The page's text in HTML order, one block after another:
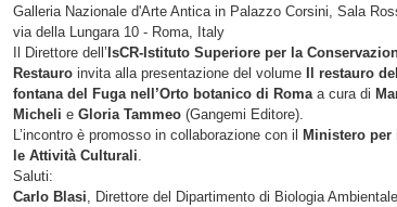
Galleria Nazionale d'Arte Antica in Palazzo Corsini, Sala
via della Lungara 10 - Roma, Italy
Il Direttore dell’IsCR-Istituto Superiore per la
Restauro invita alla presentazione del volume Il restauro
fontana del Fuga nell’Orto botanico di Romaa cura di
Micheli e Gloria Tammeo(Gangemi Editore).
L’incontro è promosso in collaborazione con il Ministero per
le Attività Culturali
Saluti:
Carlo Blasi , Direttore del Dipartimento di Biologia Ambientale